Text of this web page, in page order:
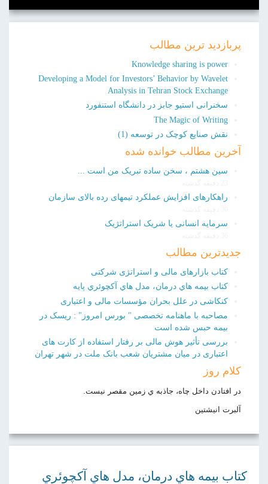
پربازدید ترین مطالب
Knowledge sharing is power
Developing a Model for Investors’ Behavior by Wavelet
Analysis in Tehran Stock Exchange
سخنرانی استیو جابز در دانشگاه استنفورد
The Magic of Writing
نقش صنایع کوچک در توسعه (1)
آخرین مطالب خوانده شده
سین هشتم ، سخن ساده تبریک من است ...
راهکارهای افزایش عملکرد تیمهای رده بالای سازمان
سرمایه انسانی یا شریک استراتژیک
جدیدترین مطالب
کتاب بازارهای مالی و استراتژی شرکتی
کتاب بيمه هاي درمان، مدل هاي آكچوئري پايه
کنکاشی در علل بحران مؤسسات مالی و اعتباری
مصاحبه با ماهنامه تخصصی " بورس امروز" : ریسک در
بیمه حبس شده است
بررسی تأثیر هوش مالی بر رفتار استفاده از کارت های
اعتباری در میان مشتریان شعب بانک ملت در شهر تهران
کلام روز
در افتادن داخل چاه، جاذبه ي زمين مقصر نيست.
آلبرت انيشتين
کتاب بيمه هاي درمان، مدل هاي آكچوئري